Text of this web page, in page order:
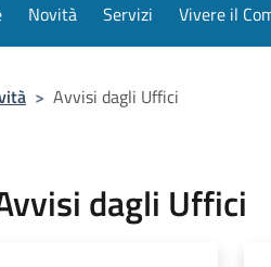
Novità Servizi Vivere il
> Avvisi dagli Uffici
dagli Uffici